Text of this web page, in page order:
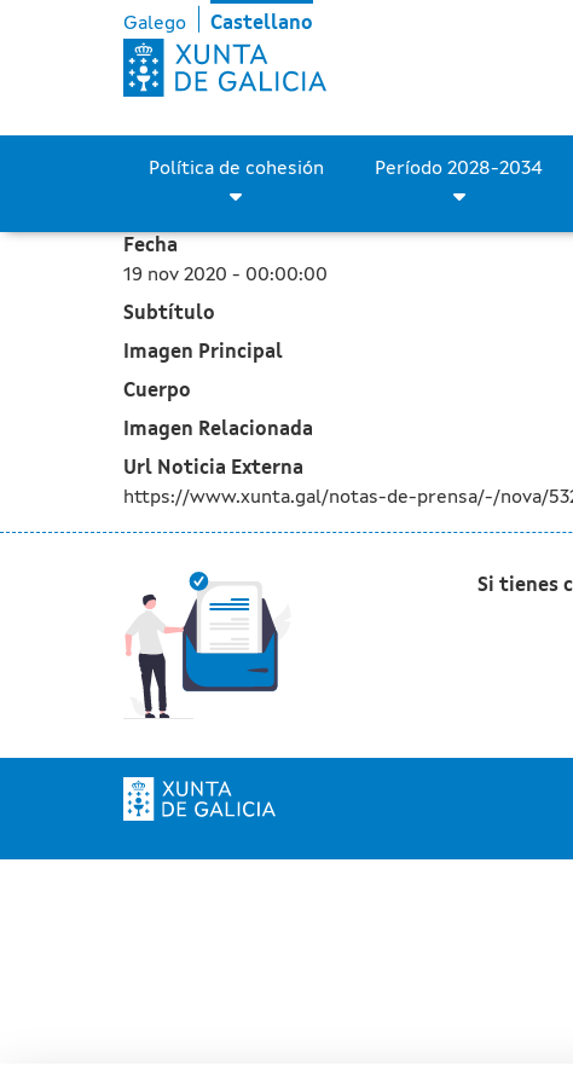
La Xunta apoya 144
Saltar al contenido principal
Galego Castellano
Fecha
19 nov 2020 - 00:00:00
Subtítulo
Imagen Principal
Cuerpo
Imagen Relacionada
Url Noticia Externa
https://www.xunta.gal/notas-de-prensa/-/nova/
Si tienes